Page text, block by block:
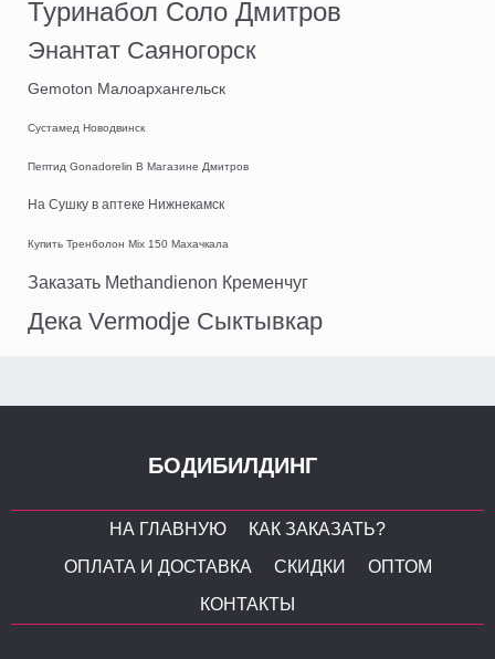
Туринабол Соло Дмитров
Энантат Саяногорск
Gemoton Малоархангельск
Сустамед Новодвинск
Пептид Gonadorelin В Магазине Дмитров
На Сушку в аптеке Нижнекамск
Купить Тренболон Mix 150 Махачкала
Заказать Methandienon Кременчуг
Дека Vermodje Сыктывкар
БОДИБИЛДИНГ
НА ГЛАВНУЮ
КАК ЗАКАЗАТЬ?
ОПЛАТА И ДОСТАВКА
СКИДКИ
ОПТОМ
КОНТАКТЫ